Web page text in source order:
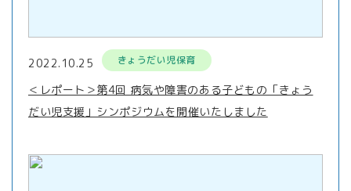
2022.10.25 きょうだい児保育
＜レポート＞第4回 病気や障害のある子どもの「きょう
だい児支援」シンポジウムを開催いたしました